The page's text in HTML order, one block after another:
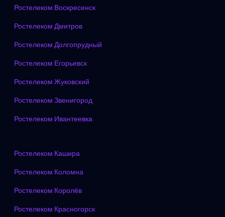
Ростелеком Воскресенск
Ростелеком Дмитров
Ростелеком Долгопрудный
Ростелеком Егорьевск
Ростелеком Жуковский
Ростелеком Звенигород
Ростелеком Ивантеевка
Ростелеком Кашира
Ростелеком Коломна
Ростелеком Королёв
Ростелеком Красногорск